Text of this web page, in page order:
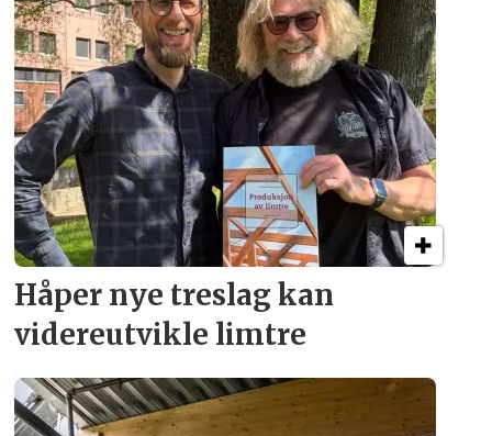
Håper nye treslag kan
videreutvikle limtre